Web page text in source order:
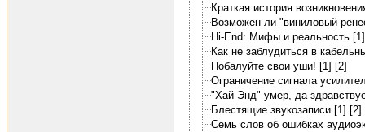
Краткая история
Возможен ли "виниловый
Hi-End: Мифы и реальность [1]
Как не заблудиться в
Побалуйте свои уши! [1] [2]
Ограничение сигнала
"Хай-Энд" умер, да
Блестящие звукозаписи [1] [2]
Семь слов об ошибках